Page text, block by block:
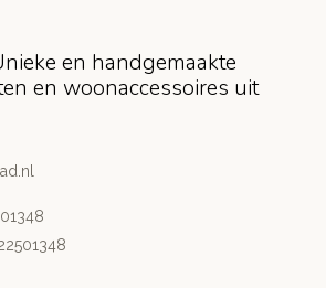
en handgemaakte
en woonaccessoires uit